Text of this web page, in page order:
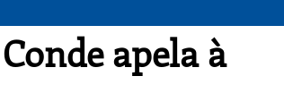
apela à